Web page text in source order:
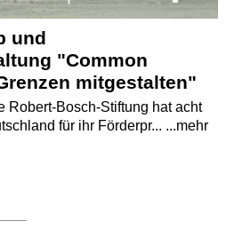
und
"Common
mitgestalten"
Robert-Bosch-Stiftung hat acht
für ihr Förderpr... ...mehr